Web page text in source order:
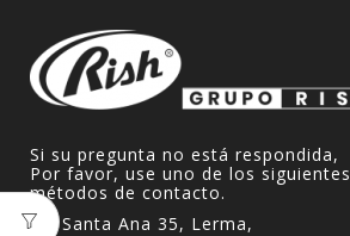
Si su pregunta no está respondida,
Por favor, use uno de los siguientes
métodos de contacto.
Av. Santa Ana 35, Lerma,